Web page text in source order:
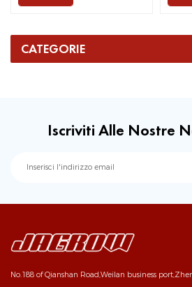
CATEGORIE
Iscriviti Alle Nostre
No.188 of Qianshan Road,Weilan business